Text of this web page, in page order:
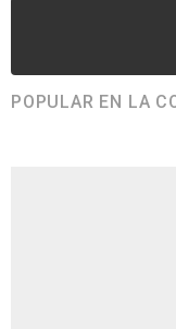
POPULAR EN LA